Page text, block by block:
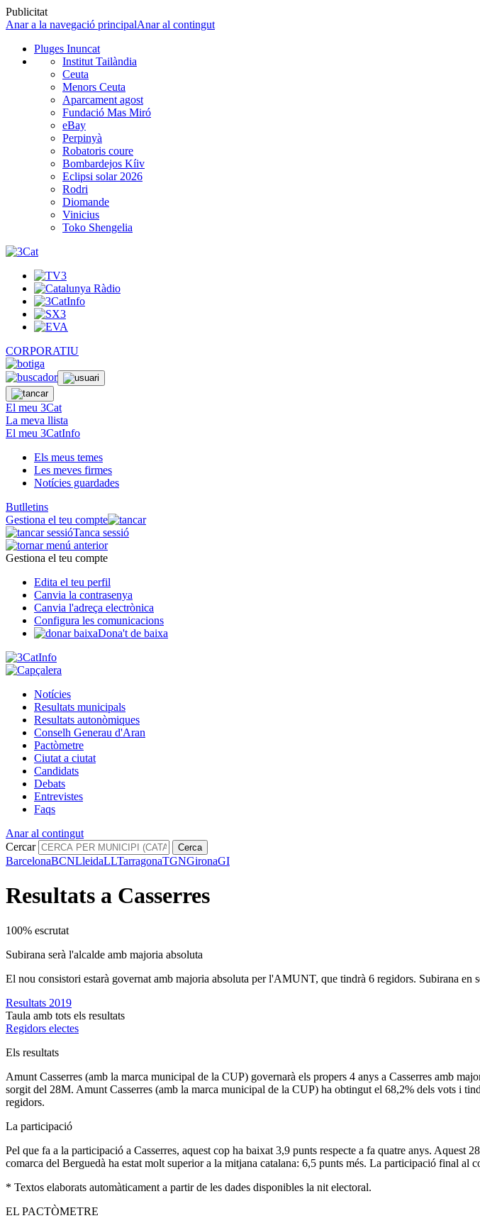
Publicitat
Anar a la navegació principalAnar al contingut
Pluges Inuncat
Institut Tailàndia
Ceuta
Menors Ceuta
Aparcament agost
Fundació Mas Miró
eBay
Perpinyà
Robatoris coure
Bombardejos Kíiv
Eclipsi solar 2026
Rodri
Diomande
Vinicius
Toko Shengelia
CORPORATIU
El meu 3Cat
La meva llista
El meu 3CatInfo
Els meus temes
Les meves firmes
Notícies guardades
Butlletins
Gestiona el teu compte
Tanca sessió
Gestiona el teu compte
Edita el teu perfil
Canvia la contrasenya
Canvia l'adreça electrònica
Configura les comunicacions
Dona't de baixa
Notícies
Resultats municipals
Resultats autonòmiques
Conselh Generau d'Aran
Pactòmetre
Ciutat a ciutat
Candidats
Debats
Entrevistes
Faqs
Anar al contingut
Cercar
Cerca
BarcelonaBCNLleidaLLTarragonaTGNGironaGI
Resultats a Casserres
100% escrutat
Subirana serà l'alcalde amb majoria absoluta
El nou consistori estarà governat amb majoria absoluta per l'AMUNT, que tindrà 6 regidors. Subirana en
Resultats 2019
Taula amb tots els resultats
Regidors electes
Els resultats
Amunt Casserres (amb la marca municipal de la CUP) governarà els propers 4 anys a Casserres amb
sorgit del 28M. Amunt Casserres (amb la marca municipal de la CUP) ha obtingut el 68,2% dels vots i
regidors.
La participació
Pel que fa a la participació a Casserres, aquest cop ha baixat 3,9 punts respecte a fa quatre anys. Aquest
comarca del Berguedà ha estat molt superior a la mitjana catalana: 6,5 punts més. La participació final al
* Textos elaborats automàticament a partir de les dades disponibles la nit electoral.
EL PACTÒMETRE